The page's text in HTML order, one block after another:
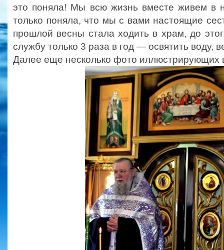
это поняла! Мы всю жизнь вместе живем в
только поняла, что мы с вами настоящие
прошлой весны стала ходить в храм, до
службу только 3 раза в год — освятить воду,
Далее еще несколько фото иллюстрирующих